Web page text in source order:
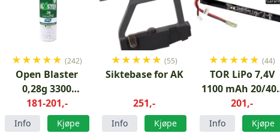
★★★★★ (242)
Open Blaster
0,28g 3300
Bioballs
181-201,-
Info Kjøpe
★★★★★ (55)
Siktebase for AK
251,-
Info Kjøpe
★★★★★ (44)
TOR LiPo 7,4V
1100 mAh 20/
AK Stick Type
201,-
Info Kjøpe